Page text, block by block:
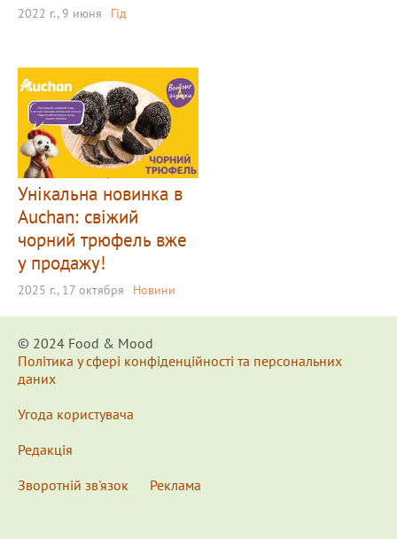
2022 г., 9 июня Гід
Унікальна новинка в
Auchan: свіжий
чорний трюфель вже
у продажу!
2025 г., 17 октября Новини
© 2024 Food & Мood
Політика у сфері конфіденційності та персональних
даних
Угода користувача
Редакція
Зворотній зв'язок
Реклама